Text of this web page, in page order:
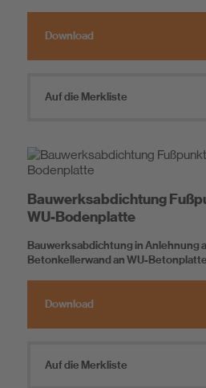
Download
Auf die Merkliste
Bauwerksabdichtung
WU-Bodenplatte
Bauwerksabdichtung in Anlehnung
Betonkellerwand an WU-
Download
Auf die Merkliste